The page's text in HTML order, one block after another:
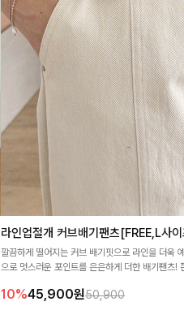
라인업절개 커브배기팬츠[FREE,L사
깔끔하게 떨어지는 커브 배기핏으로 라인을 더욱
으로 멋스러운 포인트를 은은하게 더한 배기팬츠!
10%45,900원50,900